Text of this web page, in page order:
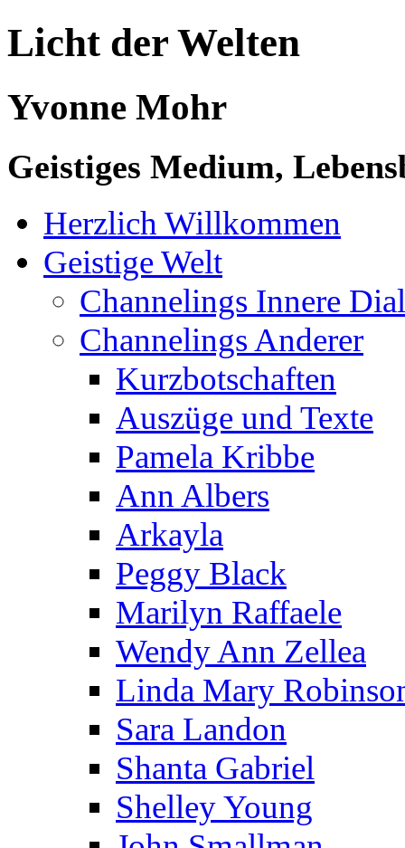
Licht der Welten
Yvonne Mohr
Geistiges Medium,
Herzlich Willkommen
Geistige Welt
Channelings Innere
Channelings Anderer
Kurzbotschaften
Auszüge und Texte
Pamela Kribbe
Ann Albers
Arkayla
Peggy Black
Marilyn Raffaele
Wendy Ann Zellea
Linda Mary
Sara Landon
Shanta Gabriel
Shelley Young